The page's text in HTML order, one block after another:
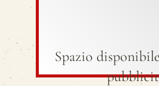
Spazio